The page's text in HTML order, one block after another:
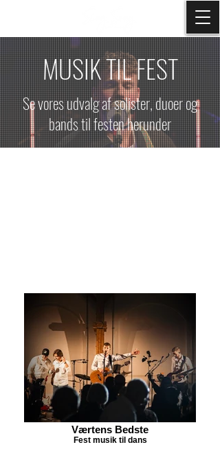
MUSIK TIL FEST
Se vores udvalg af solister, duoer og
bands til festen herunder
Værtens Bedste
Fest musik til dans